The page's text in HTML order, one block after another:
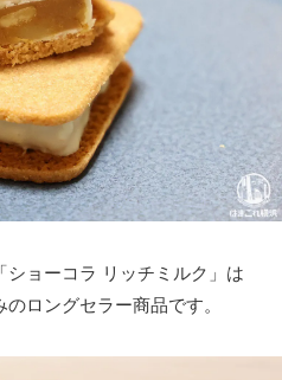
ョーコラ リッチミルク」は
ロングセラー商品です。